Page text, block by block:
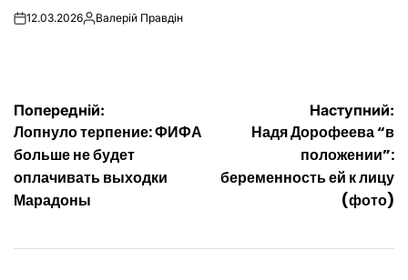
on12.03.2026Опубліковано
Валерій Правдін
Навігація
записів
Попередній:
Лопнуло терпение: ФИФА
больше не будет
оплачивать выходки
Марадоны
Наступний:
Надя Дорофеева “в
положении”:
беременность ей к лицу
(фото)